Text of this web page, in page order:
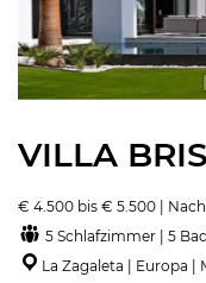
VILLA
€ 4.500 bis € 5.500 |
5 Schlafzimmer | 5
La Zagaleta | Europa |